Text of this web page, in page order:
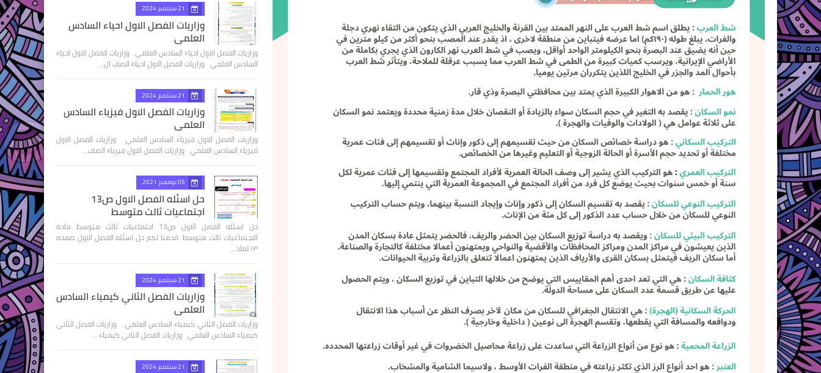
21 سبتمبر 2024
وزاريات الفصل الاول احياء السادس
العلمي
وزاريات الفصل الاول احياء السادس العلمي وزاريات الفصل الاول احياء
السادس العلمي وزاريات الفصل الاول احياء الصف ال…
21 سبتمبر 2024
وزاريات الفصل الاول فيزياء السادس
العلمي
وزاريات الفصل الاول فيزياء السادس العلمي وزاريات الفصل الاول
فيزياء السادس العلمي وزاريات الفصل الاول فيزياء الصف…
05 نوفمبر 2021
حل اسئله الفصل الاول ص13
اجتماعيات ثالث متوسط
حل اسئله الفصل الاول ص13 اجتماعيات ثالث متوسط مادة
الاجتماعيات ثالث متوسط قدمنا لكم حل اسئله الفصل الاول صفحه
١٣ لماد…
21 سبتمبر 2024
وزاريات الفصل الثاني كيمياء السادس
العلمي
وزاريات الفصل الثاني كيمياء السادس العلمي وزاريات الفصل الثاني
كيمياء السادس العلمي وزاريات الفصل الثاني كيمياء …
21 سبتمبر 2024